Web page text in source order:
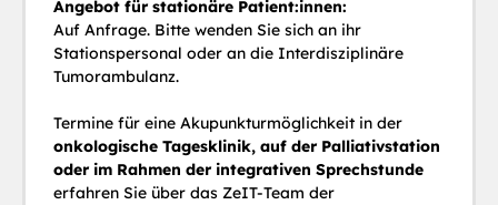
Angebot für stationäre Patient:innen:
Auf Anfrage. Bitte wenden Sie sich an ihr
Stationspersonal oder an die Interdisziplinäre
Tumorambulanz.
Termine für eine Akupunkturmöglichkeit in der
onkologische Tagesklinik, auf der Palliativstation
oder im Rahmen der integrativen Sprechstunde
erfahren Sie über das ZeIT-Team der